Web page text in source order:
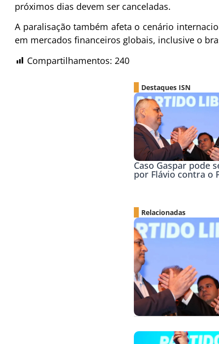
próximos dias devem ser canceladas.
A paralisação também afeta o cenário
em mercados financeiros globais, inclusive o
Compartilhamentos: 240
Destaques ISN
Caso Gaspar pode
por Flávio contra o
Relacionadas